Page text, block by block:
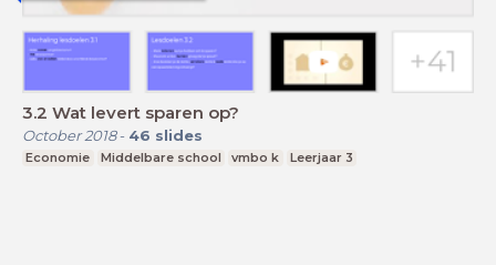
3.2 Wat levert sparen op?
October 2018- 46 slides
Economie Middelbare school vmbo k Leerjaar 3